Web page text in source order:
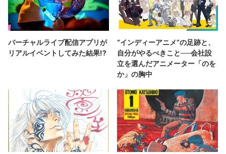
バーチャルライブ配信アプリが
リアルイベントしてみた結果!?
“インディーアニメ“の足跡と、
自分がやるべきこと──会社設
立を選んだアニメーター「のを
か」の胸中